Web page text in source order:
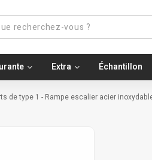
Extra Échantillon
de type 1 - Rampe escalier acier